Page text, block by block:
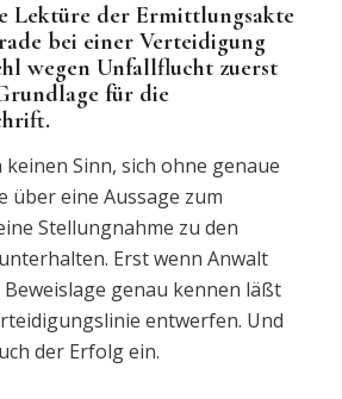
Lektüre der Ermittlungsakte
bei einer Verteidigung
wegen Unfallflucht zuerst
für die
keinen Sinn, sich ohne genaue
über eine Aussage zum
Stellungnahme zu den
Erst wenn Anwalt
genau kennen läßt
entwerfen. Und
der Erfolg ein.